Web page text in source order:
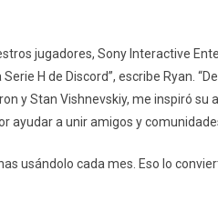
jugadores, Sony Interactive
H de Discord”, escribe Ryan.
y Stan Vishnevskiy, me inspiró su
ayudar a unir amigos y
usándolo cada mes. Eso lo